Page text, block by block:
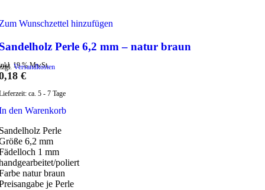
Wunschzettel hinzufügen
Perle 6,2 mm – natur braun
19 % MwSt.
Versandkosten
€
ca. 5 - 7 Tage
den Warenkorb
Perle
6,2 mm
1 mm
poliert
natur braun
je Perle